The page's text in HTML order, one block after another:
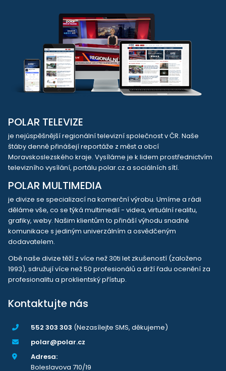
POLAR TELEVIZE
je nejúspěšnější regionální televizní společnost v ČR. Naše
štáby denně přinášejí reportáže z měst a obcí
Moravskoslezského kraje. Vysíláme je k lidem prostřednictvím
televizního vysílání, portálu polar.cz a sociálních sítí.
POLAR MULTIMEDIA
je divize se specializací na komerční výrobu. Umíme a rádi
děláme vše, co se týká multimedií - videa, virtuální realitu,
grafiky, weby. Našim klientům to přináší výhodu snadné
komunikace s jediným univerzálním a osvědčeným
dodavatelem.
Obě naše divize těží z více než 30ti let zkušeností (založeno
1993), sdružují více než 50 profesionálů a drží řadu ocenění za
profesionalitu a proklientský přístup.
Kontaktujte nás
552 303 303 (Nezasílejte SMS, děkujeme)
polar@polar.cz
Adresa:
Boleslavova 710/19